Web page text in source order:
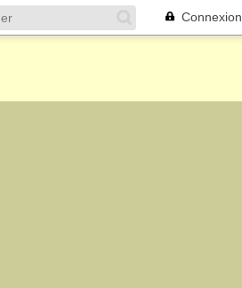
Connexion